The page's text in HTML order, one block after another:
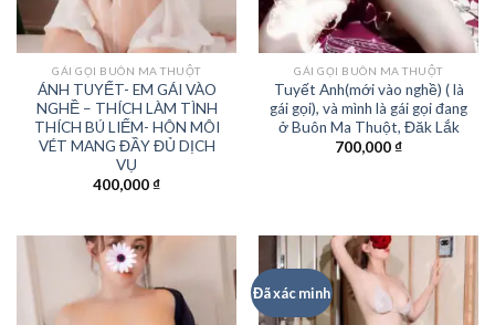
GÁI GỌI BUÔN MA THUỘT
ÁNH TUYẾT- EM GÁI VÀO
NGHỀ – THÍCH LÀM TÌNH
THÍCH BÚ LIẾM- HÔN MÔI
VÉT MANG ĐẦY ĐỦ DỊCH
VỤ
400,000₫
GÁI GỌI BUÔN MA THUỘT
Tuyết Anh(mới vào nghề) ( là
gái gọi), và mình là gái gọi đang
ở Buôn Ma Thuột, Đăk Lắk
700,000₫
Đã xác minh